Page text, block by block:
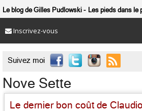
Le blog de Gilles Pudlowski Les pieds dans le
Inscrivez-vous
Suivez moi 
Nove Sette
Le dernier bon coût de Claudio